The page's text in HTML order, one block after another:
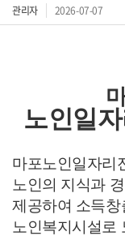
구인정보
관리자 2026-07-07
노인일
마포노인일자리
노인의 지식과
제공하여 소득
노인복지시설로